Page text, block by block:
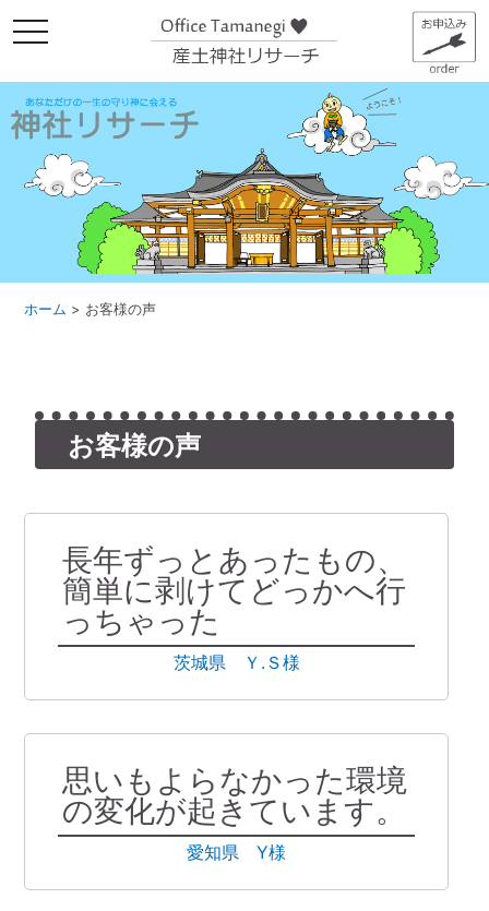
メ
ニ
ー
ホーム > お客様の声
お客様の声
長年ずっとあったもの、
簡単に剥けてどっかへ行
っちゃった
茨城県 Ｙ.Ｓ様
思いもよらなかった環境
の変化が起きています。
愛知県 Y様